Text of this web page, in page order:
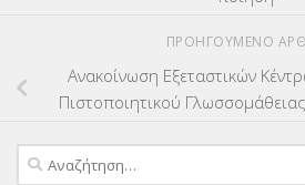
ΠΡΟΗΓΟΎΜΕΝΟ
Ανακοίνωση Εξεταστικών
Πιστοποιητικού
Αναζήτηση